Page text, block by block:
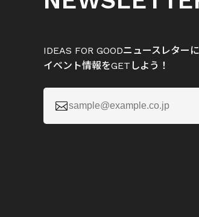
IDEAS FOR GOODニュースレター
イベント情報をGETしよう！
